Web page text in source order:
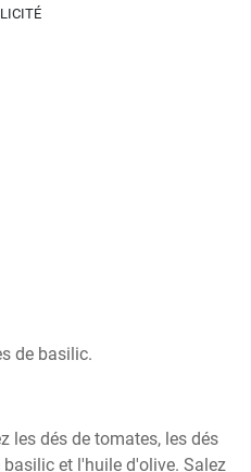
de basilic.
les dés de tomates, les dés
et l'huile d'olive. Salez